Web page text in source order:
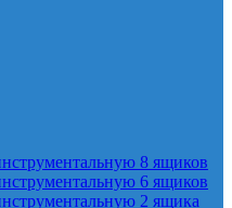
8 ящиков
6 ящиков
2 ящика